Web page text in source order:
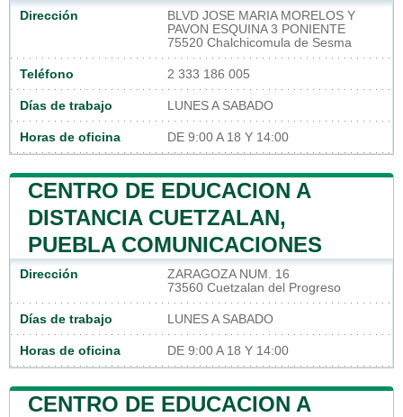
Dirección
BLVD JOSE MARIA MORELOS Y
PAVON ESQUINA 3 PONIENTE
75520 Chalchicomula de Sesma
Teléfono 2 333 186 005
Días de trabajo LUNES A SABADO
Horas de oficina DE 9:00 A 18 Y 14:00
CENTRO DE EDUCACION A
DISTANCIA CUETZALAN,
PUEBLA COMUNICACIONES
Dirección
ZARAGOZA NUM. 16
73560 Cuetzalan del Progreso
Días de trabajo LUNES A SABADO
Horas de oficina DE 9:00 A 18 Y 14:00
CENTRO DE EDUCACION A